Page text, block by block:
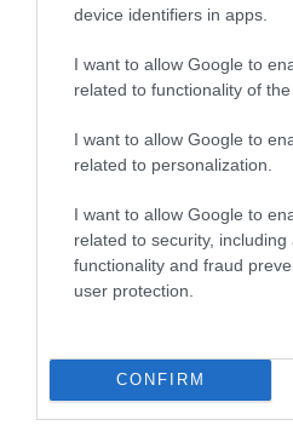
device identifiers in apps.
I want to allow Google to
related to functionality of
I want to allow Google to
related to personalization.
I want to allow Google to
related to security, including
functionality and fraud
user protection.
CONFIRM
Gatti
Lettiere e accessori |Sabbia e lettiere
PETKIT 5 in 1 Lettiera per
Gatti Mista - Confezione da 4,
Lavabile, Inodore, Carbone
Attivo, Ultra Assorbente e ad
Asciugatura Rapida(quattro